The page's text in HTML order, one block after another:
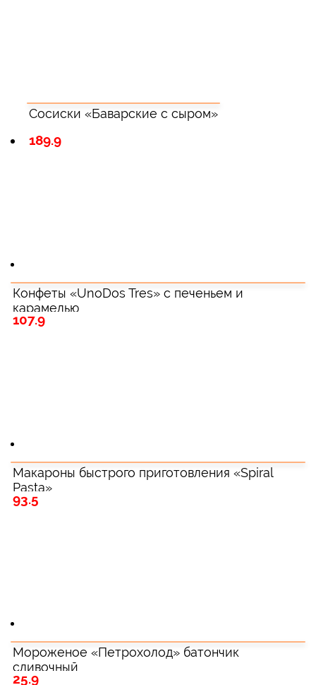
Сосиски «Баварские с сыром»
189.9
Конфеты «UnoDos Tres» с печеньем и
карамелью
107.9
Макароны быстрого приготовления «Spiral
Pasta»
93.5
Мороженое «Петрохолод» батончик
сливочный
25.9